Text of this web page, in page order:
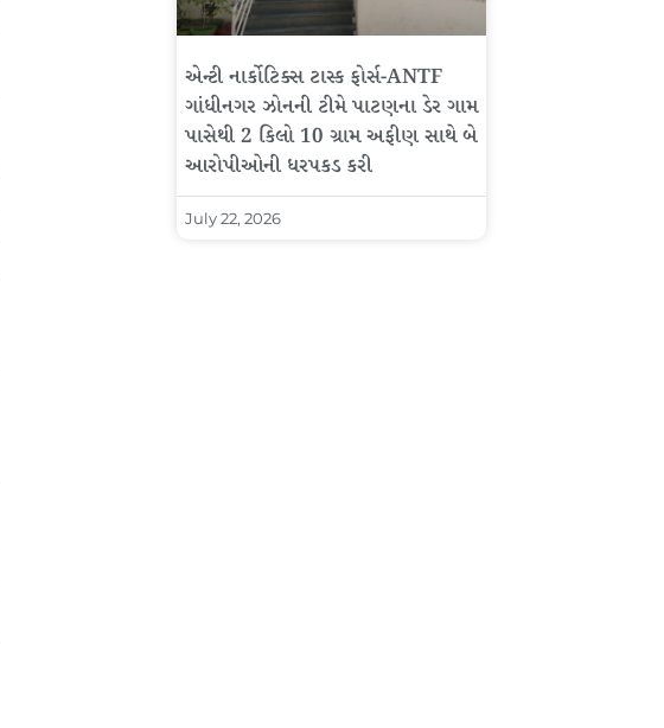
એન્ટી નાર્કોટિક્સ ટાસ્ક ફોર્સ-ANTF
ગાંધીનગર ઝોનની ટીમે પાટણના ડેર ગામ
પાસેથી 2 કિલો 10 ગ્રામ અફીણ સાથે બે
આરોપીઓની ધરપકડ કરી
July 22, 2026